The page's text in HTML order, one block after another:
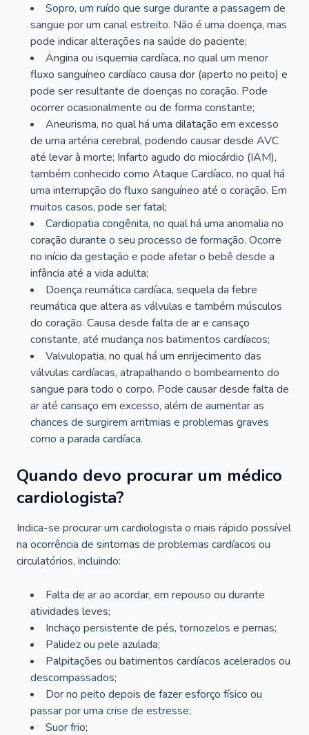
Sopro, um ruído que surge durante a passagem de
sangue por um canal estreito. Não é uma doença, mas
pode indicar alterações na saúde do paciente;
Angina ou isquemia cardíaca, no qual um menor
fluxo sanguíneo cardíaco causa dor (aperto no peito) e
pode ser resultante de doenças no coração. Pode
ocorrer ocasionalmente ou de forma constante;
Aneurisma, no qual há uma dilatação em excesso
de uma artéria cerebral, podendo causar desde AVC
até levar à morte; Infarto agudo do miocárdio (IAM),
também conhecido como Ataque Cardíaco, no qual há
uma interrupção do fluxo sanguíneo até o coração. Em
muitos casos, pode ser fatal;
Cardiopatia congênita, no qual há uma anomalia no
coração durante o seu processo de formação. Ocorre
no início da gestação e pode afetar o bebê desde a
infância até a vida adulta;
Doença reumática cardíaca, sequela da febre
reumática que altera as válvulas e também músculos
do coração. Causa desde falta de ar e cansaço
constante, até mudança nos batimentos cardíacos;
Valvulopatia, no qual há um enrijecimento das
válvulas cardíacas, atrapalhando o bombeamento do
sangue para todo o corpo. Pode causar desde falta de
ar até cansaço em excesso, além de aumentar as
chances de surgirem arritmias e problemas graves
como a parada cardíaca.
Quando devo procurar um médico
cardiologista?
Indica-se procurar um cardiologista o mais rápido possível
na ocorrência de sintomas de problemas cardíacos ou
circulatórios, incluindo:
Falta de ar ao acordar, em repouso ou durante
atividades leves;
Inchaço persistente de pés, tornozelos e pernas;
Palidez ou pele azulada;
Palpitações ou batimentos cardíacos acelerados ou
descompassados;
Dor no peito depois de fazer esforço físico ou
passar por uma crise de estresse;
Suor frio;